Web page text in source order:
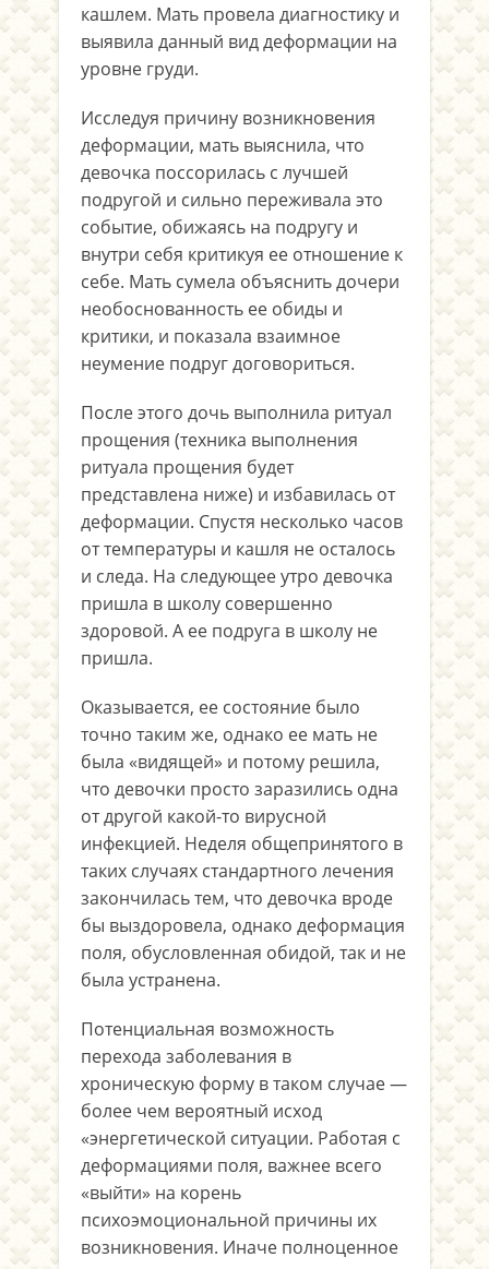
кашлем. Мать провела диагностику и
выявила данный вид деформации на
уровне груди.
Исследуя причину возникновения
деформации, мать выяснила, что
девочка поссорилась с лучшей
подругой и сильно переживала это
событие, обижаясь на подругу и
внутри себя критикуя ее отношение к
себе. Мать сумела объяснить дочери
необоснованность ее обиды и
критики, и показала взаимное
неумение подруг договориться.
После этого дочь выполнила ритуал
прощения (техника выполнения
ритуала прощения будет
представлена ниже) и избавилась от
деформации. Спустя несколько часов
от температуры и кашля не осталось
и следа. На следующее утро девочка
пришла в школу совершенно
здоровой. А ее подруга в школу не
пришла.
Оказывается, ее состояние было
точно таким же, однако ее мать не
была «видящей» и потому решила,
что девочки просто заразились одна
от другой какой-то вирусной
инфекцией. Неделя общепринятого в
таких случаях стандартного лечения
закончилась тем, что девочка вроде
бы выздоровела, однако деформация
поля, обусловленная обидой, так и не
была устранена.
Потенциальная возможность
перехода заболевания в
хроническую форму в таком случае —
более чем вероятный исход
«энергетической ситуации. Работая с
деформациями поля, важнее всего
«выйти» на корень
психоэмоциональной причины их
возникновения. Иначе полноценное